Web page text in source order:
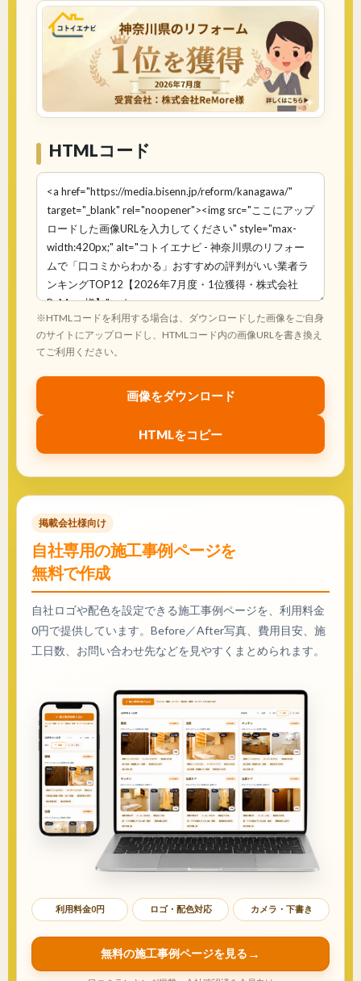
HTMLコード
※HTMLコードを利用する場合は、ダウンロードした画像をご自身
のサイトにアップロードし、HTMLコード内の画像URLを書き換え
てご利用ください。
画像をダウンロード
HTMLをコピー
掲載会社様向け
自社専用の施工事例ページを
無料で作成
自社ロゴや配色を設定できる施工事例ページを、利用料金
0円で提供しています。Before／After写真、費用目安、施
工日数、お問い合わせ先などを見やすくまとめられます。
利用料金0円 ロゴ・配色対応 カメラ・下書き
無料の施工事例ページを見る